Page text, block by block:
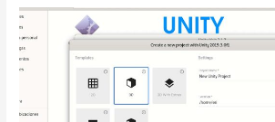
Unity
2019
y
Studio